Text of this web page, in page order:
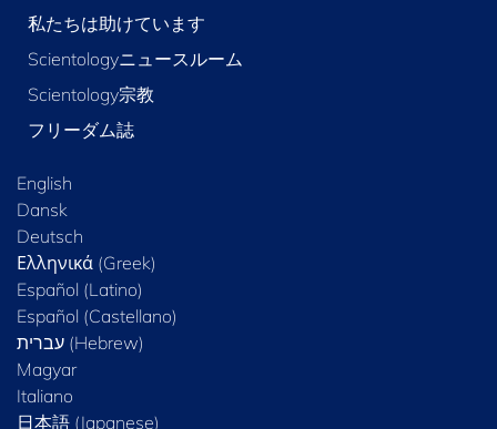
私たちは助けています
Scientologyニュースルーム
Scientology宗教
フリーダム誌
English
Dansk
Deutsch
Ελληνικά (Greek)
Español (Latino)
Español (Castellano)
Magyar
Italiano
日本語 (Japanese)